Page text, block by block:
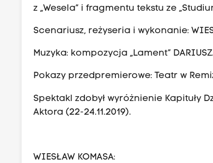
z „Wesela” i fragmentu tekstu ze
Scenariusz, reżyseria i wykonanie:
Muzyka: kompozycja „Lament”
Pokazy przedpremierowe: Teatr w
Spektakl zdobył wyróżnienie Kapituły
Aktora (22-24.11.2019).
WIESŁAW KOMASA: